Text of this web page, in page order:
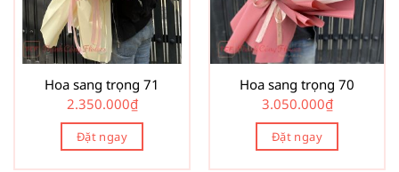
Hoa sang trọng 71
2.350.000₫
Đặt ngay
Hoa sang trọng 70
3.050.000₫
Đặt ngay